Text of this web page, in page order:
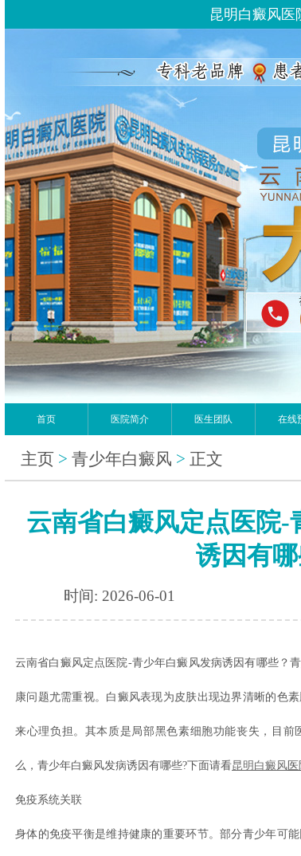
昆明白癜风医
首页 医院简介 医生团队 在线
主页 > 青少年白癜风 > 正文
云南省白癜风定点医院-
诱因有
时间: 2026-06-01
云南省白癜风定点医院-青少年白癜风发病诱因有哪些？
康问题尤需重视。白癜风表现为皮肤出现边界清晰的色
来心理负担。其本质是局部黑色素细胞功能丧失，目前
么，青少年白癜风发病诱因有哪些?下面请看昆明白癜风
免疫系统关联
身体的免疫平衡是维持健康的重要环节。部分青少年可